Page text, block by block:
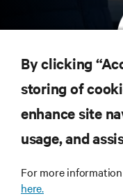
Inscreva-se para
Receba
mais
mais recentes
By clicking
storing of
enhance site
usage, and
For more
here.